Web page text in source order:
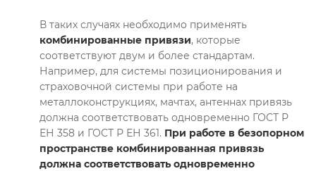
В таких случаях необходимо применять
комбинированные привязи, которые
соответствуют двум и более стандартам.
Например, для системы позиционирования и
страховочной системы при работе на
металлоконструкциях, мачтах, антеннах привязь
должна соответствовать одновременно ГОСТ Р
ЕН 358 и ГОСТ Р ЕН 361. При работе в безопорном
пространстве комбинированная привязь
должна соответствовать одновременно